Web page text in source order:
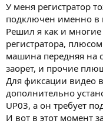
У меня регистратор
подключен именно в
Решил я как и
регистратора,
машина передняя на
заорет, и прочие
Для фиксации видео
дополнительно
UP03, а он требует
И вот в этот момент